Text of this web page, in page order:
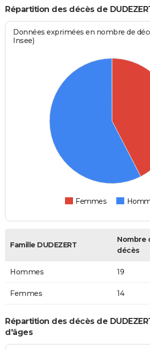
Répartition des décès de
Données exprimées en nombre de
Insee)
Femmes
Famille DUDEZERT
Nombre
décès
Hommes 19
Femmes 14
Répartition des décès de
d'âges